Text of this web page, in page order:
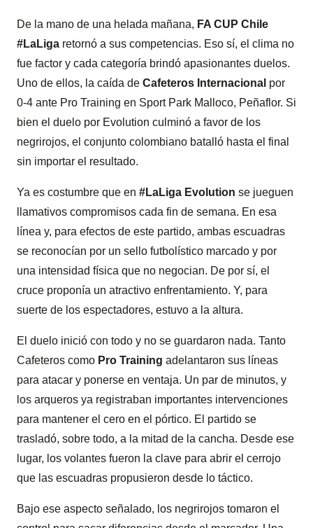
De la mano de una helada mañana, FA CUP Chile
#LaLiga retornó a sus competencias. Eso sí, el clima no
fue factor y cada categoría brindó apasionantes duelos.
Uno de ellos, la caída de Cafeteros Internacional por
0-4 ante Pro Training en Sport Park Malloco, Peñaflor. Si
bien el duelo por Evolution culminó a favor de los
negrirojos, el conjunto colombiano batalló hasta el final
sin importar el resultado.
Ya es costumbre que en #LaLiga Evolution se jueguen
llamativos compromisos cada fin de semana. En esa
línea y, para efectos de este partido, ambas escuadras
se reconocían por un sello futbolístico marcado y por
una intensidad física que no negocian. De por sí, el
cruce proponía un atractivo enfrentamiento. Y, para
suerte de los espectadores, estuvo a la altura.
El duelo inició con todo y no se guardaron nada. Tanto
Cafeteros como Pro Training adelantaron sus líneas
para atacar y ponerse en ventaja. Un par de minutos, y
los arqueros ya registraban importantes intervenciones
para mantener el cero en el pórtico. El partido se
trasladó, sobre todo, a la mitad de la cancha. Desde ese
lugar, los volantes fueron la clave para abrir el cerrojo
que las escuadras propusieron desde lo táctico.
Bajo ese aspecto señalado, los negrirojos tomaron el